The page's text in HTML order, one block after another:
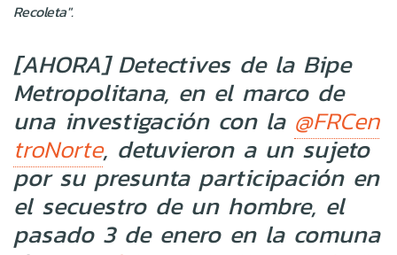
Recoleta".
[AHORA] Detectives de la Bipe
Metropolitana, en el marco de
una investigación con la @FRCen
troNorte, detuvieron a un sujeto
por su presunta participación en
el secuestro de un hombre, el
pasado 3 de enero en la comuna